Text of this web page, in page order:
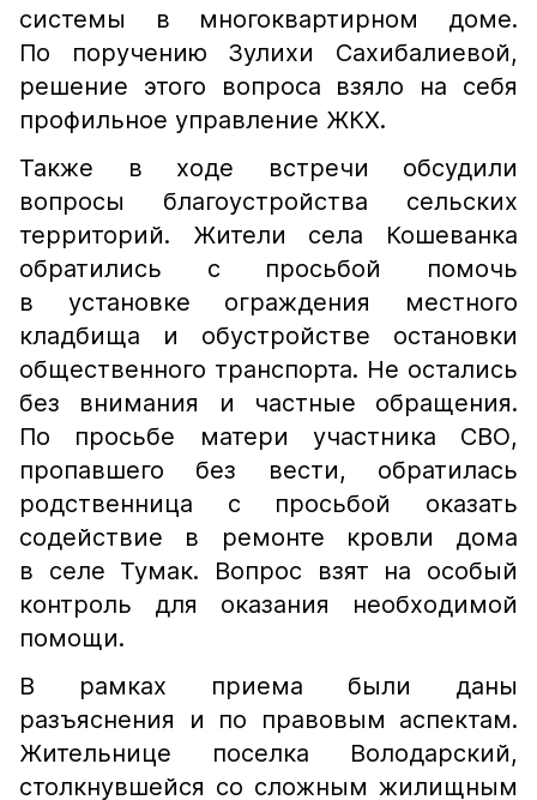
системы в многоквартирном доме.
По поручению Зулихи Сахибалиевой,
решение этого вопроса взяло на себя
профильное управление ЖКХ.
Также в ходе встречи обсудили
вопросы благоустройства сельских
территорий. Жители села Кошеванка
обратились с просьбой помочь
в установке ограждения местного
кладбища и обустройстве остановки
общественного транспорта. Не остались
без внимания и частные обращения.
По просьбе матери участника СВО,
пропавшего без вести, обратилась
родственница с просьбой оказать
содействие в ремонте кровли дома
в селе Тумак. Вопрос взят на особый
контроль для оказания необходимой
помощи.
В рамках приема были даны
разъяснения и по правовым аспектам.
Жительнице поселка Володарский,
столкнувшейся со сложным жилищным